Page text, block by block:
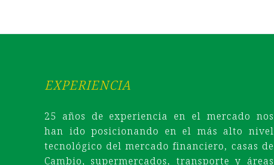
EXPERIENCIA
25 años de experiencia en el mercado nos
han ido posicionando en el más alto nivel
tecnológico del mercado financiero, casas de
Cambio, supermercados, transporte y áreas